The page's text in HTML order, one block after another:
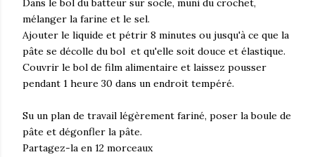
Dans le bol du batteur sur socle, muni du crochet,
mélanger la farine et le sel.
Ajouter le liquide et pétrir 8 minutes ou jusqu'à ce que la
pâte se décolle du bol et qu'elle soit douce et élastique.
Couvrir le bol de film alimentaire et laissez pousser
pendant 1 heure 30 dans un endroit tempéré.
Su un plan de travail légèrement fariné, poser la boule de
pâte et dégonfler la pâte.
Partagez-la en 12 morceaux